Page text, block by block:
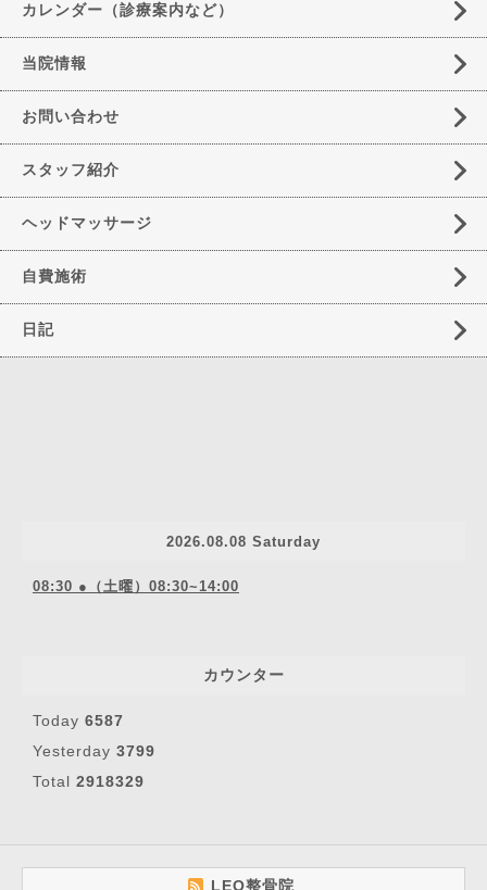
カレンダー（診療案内など）
当院情報
お問い合わせ
スタッフ紹介
ヘッドマッサージ
自費施術
日記
2026.08.08 Saturday
08:30 ●（土曜）08:30~14:00
カウンター
Today 6587
Yesterday 3799
Total 2918329
LEO整骨院